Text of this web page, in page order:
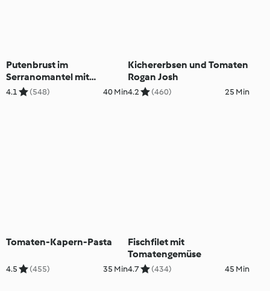
Putenbrust im
Serranomantel mit
Tomaten und Drillingen
4.1 (548) 40 Min
Kichererbsen und Tomaten
Rogan Josh
4.2 (460) 25 Min
Tomaten-Kapern-Pasta
4.5 (455) 35 Min
Fischfilet mit
Tomatengemüse
4.7 (434) 45 Min